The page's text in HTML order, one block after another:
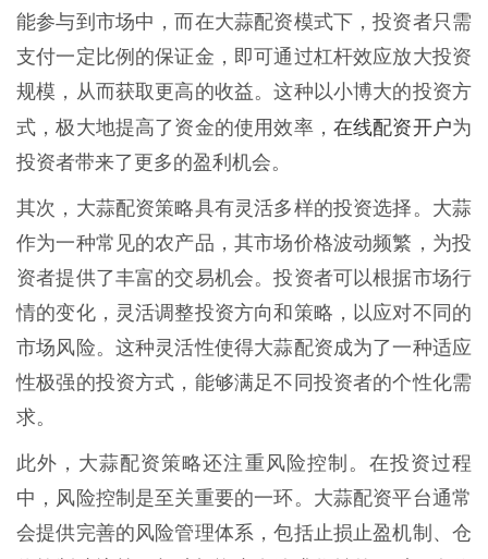
能参与到市场中，而在大蒜配资模式下，投资者只需
支付一定比例的保证金，即可通过杠杆效应放大投资
规模，从而获取更高的收益。这种以小博大的投资方
式，极大地提高了资金的使用效率， 在线配资开户为
投资者带来了更多的盈利机会。
其次，大蒜配资策略具有灵活多样的投资选择。大蒜
作为一种常见的农产品，其市场价格波动频繁，为投
资者提供了丰富的交易机会。投资者可以根据市场行
情的变化，灵活调整投资方向和策略，以应对不同的
市场风险。这种灵活性使得大蒜配资成为了一种适应
性极强的投资方式，能够满足不同投资者的个性化需
求。
此外，大蒜配资策略还注重风险控制。在投资过程
中，风险控制是至关重要的一环。大蒜配资平台通常
会提供完善的风险管理体系，包括止损止盈机制、仓